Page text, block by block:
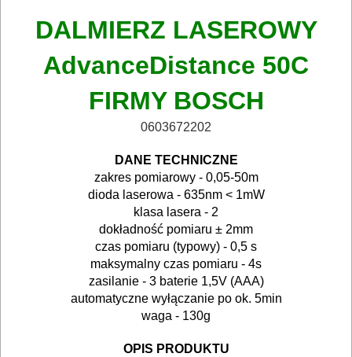
OSPRZĘT
AKCESORIA
ELEKTRONARZĘDZI
MAGAZYNOWANIE
TRANSPORTOWANIE
POMIAROWE
NARZĘDZIA
BUDOWLANE
DALMIERZ LASEROWY
AdvanceDistance 50C
FIRMY BOSCH
0603672202
DANE TECHNICZNE
zakres pomiarowy - 0,05-50m
dioda laserowa - 635nm < 1mW
klasa lasera - 2
dokładność pomiaru ± 2mm
czas pomiaru (typowy) - 0,5 s
maksymalny czas pomiaru - 4s
zasilanie - 3 baterie 1,5V (AAA)
automatyczne wyłączanie po ok. 5min
waga - 130g
OPIS PRODUKTU